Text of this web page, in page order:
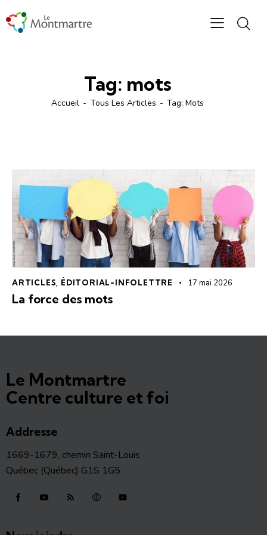
Tag: mots
Accueil Tous Les Articles Tag: Mots
ARTICLES ÉDITORIAL-INFOLETTRE 17 mai 2026
La force des mots
Le Montmartre
Centre culture et foi
Addresse
1669-1679, chemin Saint-Louis
Québec (Québec) G1S 1G5